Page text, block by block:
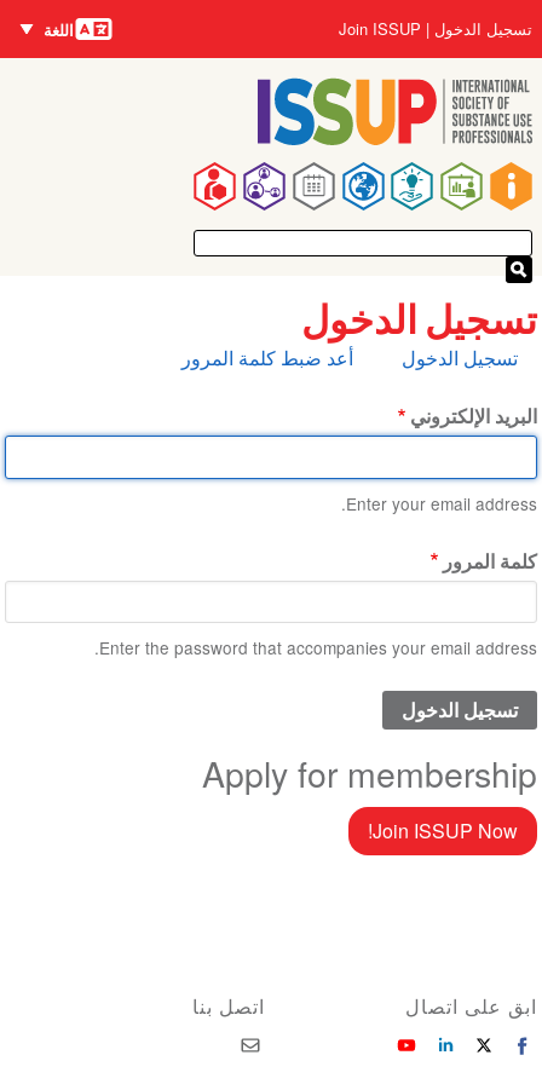
إلى
المحتوى
الرئيسي
Main
navigation
User
account
menu
تسجيل الدخول Join ISSUP اللغات
اللغة
تسجيل الدخول
التبويبات
الأساسية
تسجيل الدخول أعد ضبط كلمة المرور
البريد الإلكتروني
Enter your email address.
كلمة المرور
Enter the password that accompanies your email address.
Apply for membership
Join ISSUP Now!
اتصل بنا ابق على اتصال